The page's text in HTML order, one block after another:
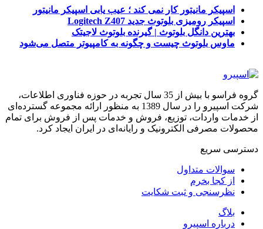
اسپیکر مانیتور کار نمی کند ؛ عیب یابی اسپیکر مانیتور
اسپیکر رومیزی بلوتوث جدید Logitech Z407
بهترین دانگل بلوتوث | گیرنده بلوتوث لاجیتک
ماوس بلوتوث چیست و چگونه به کامپیوتر متصل می‌شود
گروه فراسو با بیش از 35 سال تجربه در حوزه فناوری اطلاعات،
شرکت اسپیرو را در سال 1389 به منظور ارائه مجموعه گسترده‌ای
از خدمات واردات، توزیع، فروش و خدمات پس از فروش برای تمام
محصولات مصرفی الکترونیک و رایانه‌ای در ایران ایجاد کرد.
دسترسی‌ سریع
سوالات متداول
از کجا بخرم
نظرسنجی و ثبت شکایت
بلاگ
درباره اسپیرو